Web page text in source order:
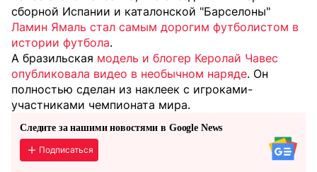
сборной Испании и каталонской "Барселоны"
Ламин Ямаль стал самым дорогим футболистом в
истории футбола.
А бразильская модель и блогер Керолай Чавес
опубликовала видео в необычном наряде. Он
полностью сделан из наклеек с игроками-
участниками чемпионата мира.
Следите за нашими новостями в Google News
Подписаться